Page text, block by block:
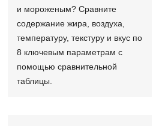
и мороженым? Сравните
содержание жира, воздуха,
температуру, текстуру и вкус по
8 ключевым параметрам с
помощью сравнительной
таблицы.